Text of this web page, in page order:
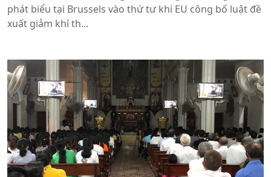
phát biểu tại Brussels vào thứ tư khi EU công bố luật đề
xuất giảm khí th...